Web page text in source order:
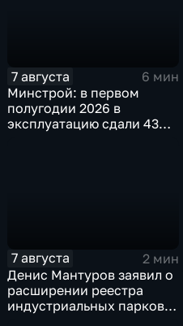
7 августа
6 мин
Минстрой: в первом
полугодии 2026 в
эксплуатацию сдали 43
7 августа
2 мин
Денис Мантуров заявил о
расширении реестра
индустриальных парков в